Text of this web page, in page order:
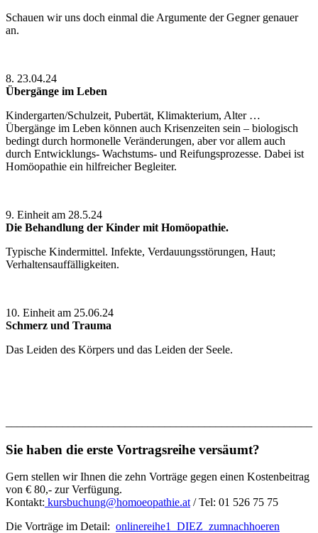
Schauen wir uns doch einmal die Argumente der Gegner genauer
an.
8. 23.04.24
Übergänge im Leben
Kindergarten/Schulzeit, Pubertät, Klimakterium, Alter …
Übergänge im Leben können auch Krisenzeiten sein – biologisch
bedingt durch hormonelle Veränderungen, aber vor allem auch
durch Entwicklungs- Wachstums- und Reifungsprozesse. Dabei ist
Homöopathie ein hilfreicher Begleiter.
9. Einheit am 28.5.24
Die Behandlung der Kinder mit Homöopathie.
Typische Kindermittel. Infekte, Verdauungsstörungen, Haut;
Verhaltensauffälligkeiten.
10. Einheit am 25.06.24
Schmerz und Trauma
Das Leiden des Körpers und das Leiden der Seele.
Sie haben die erste Vortragsreihe versäumt?
Gern stellen wir Ihnen die zehn Vorträge gegen einen Kostenbeitrag
von € 80,- zur Verfügung.
Kontakt: kursbuchung@homoeopathie.at / Tel: 01 526 75 75
Die Vorträge im Detail: onlinereihe1_DIEZ_zumnachhoeren